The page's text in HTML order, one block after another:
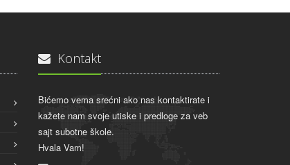
Kontakt
Bićemo vema srećni ako nas kontaktirate i
kažete nam svoje utiske i predloge za veb
sajt subotne škole.
Hvala Vam!